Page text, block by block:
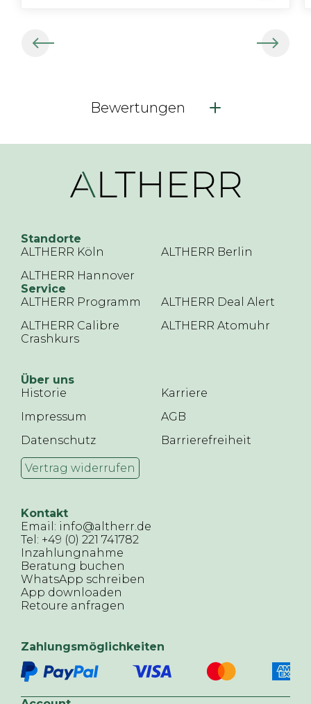
Bewertungen
Standorte
ALTHERR Köln
ALTHERR Berlin
ALTHERR Hannover
Service
ALTHERR Programm
ALTHERR Deal Alert
ALTHERR Calibre
Crashkurs
ALTHERR Atomuhr
Über uns
Historie
Karriere
Impressum
AGB
Datenschutz
Barrierefreiheit
Vertrag widerrufen
Kontakt
Email: info@altherr.de
Tel: +49 (0) 221 741782
Inzahlungnahme
Beratung buchen
WhatsApp schreiben
App downloaden
Retoure anfragen
Zahlungsmöglichkeiten